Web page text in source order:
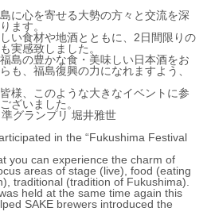
に心を寄せる大勢の方々と交流を深
ます。
い食材や地酒とともに、2日間限りの
実感致しました。
島の豊かな食・美味しい日本酒をお
も、福島復興の力になれますよう、
様、このような大きなイベントに参
ざいました。
グランプリ 堀井雅世
in the “Fukushima Festival
you can experience the charm of
areas of stage (live), food (eating
traditional (tradition of Fukushima).
held at the same time again this
SAKE brewers introduced the